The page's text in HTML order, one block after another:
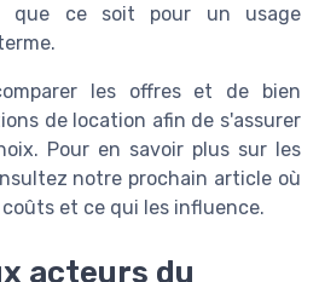
que ce soit pour un usage
les offres et de bien
de location afin de s'assurer
Pour en savoir plus sur les
notre prochain article où
et ce qui les influence.
acteurs du